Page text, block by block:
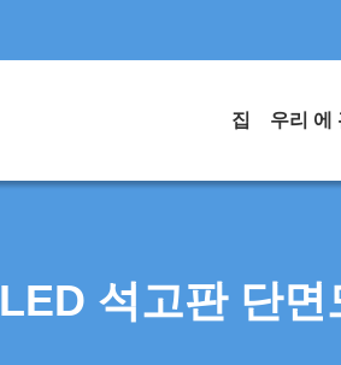
집 우리 에
LED 석고판 단면